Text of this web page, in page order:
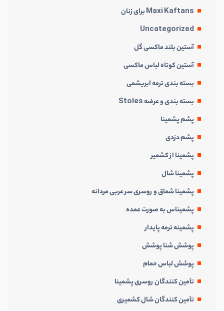
Maxi Kaftans برای زنان
Uncategorized
آستین بلند ماکسی گل
آستین کوتاه لباس ماکسی
بسته بندی ترمه ابریشمی
بسته بندی و عرضه Stoles
پشم پشمینا
پشم دزدی
پشمینا از کشمیر
پشمینا شال
پشمینا شماق و روسری سر عربی مردانه
پشمیناس به صورت عمده
پشمینه ترمه پایدار
پوشش شنا پوشش
پوشش لباس حمام
تأمین کنندگان روسری پشمینا
تأمین کنندگان شال کشمیری